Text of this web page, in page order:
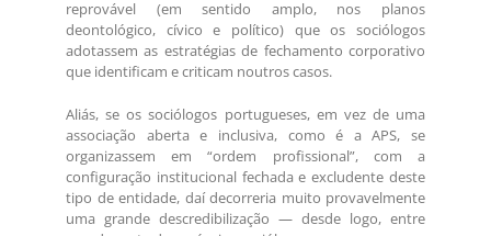
reprovável (em sentido amplo, nos planos
deontológico, cívico e político) que os sociólogos
adotassem as estratégias de fechamento corporativo
que identificam e criticam noutros casos.
Aliás, se os sociólogos portugueses, em vez de uma
associação aberta e inclusiva, como é a APS, se
organizassem em “ordem profissional”, com a
configuração institucional fechada e excludente deste
tipo de entidade, daí decorreria muito provavelmente
uma grande descredibilização — desde logo, entre